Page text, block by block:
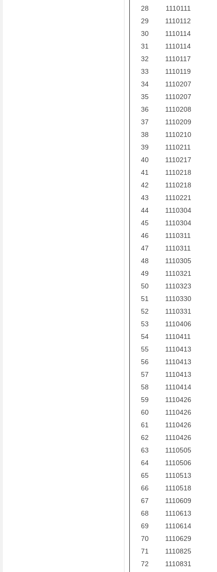
28
1110111
29
1110112
30
1110114
31
1110114
32
1110117
33
1110119
34
1110207
35
1110207
36
1110208
37
1110209
38
1110210
39
1110211
40
1110217
41
1110218
42
1110218
43
1110221
44
1110304
45
1110304
46
1110311
47
1110311
48
1110305
49
1110321
50
1110323
51
1110330
52
1110331
53
1110406
54
1110411
55
1110413
56
1110413
57
1110413
58
1110414
59
1110426
60
1110426
61
1110426
62
1110426
63
1110505
64
1110506
65
1110513
66
1110518
67
1110609
68
1110613
69
1110614
70
1110629
71
1110825
72
1110831